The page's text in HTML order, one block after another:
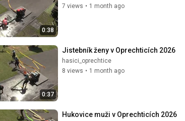
0:38
7 views • 1 month ago
0:37
Jistebník ženy v Oprechticích 2026
hasici_oprechtice
8 views • 1 month ago
Hukovice muži v Oprechticích 2026